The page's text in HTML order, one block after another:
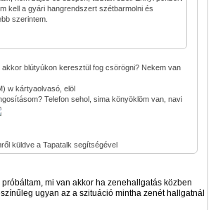
kell a gyári hangrendszert szétbarmolni és
szerintem.
akkor blútyúkon keresztül fog csörögni? Nekem van
w kártyaolvasó, elöl
Telefon sehol, sima könyöklöm van, navi
küldve a Tapatalk segítségével
próbáltam, mi van akkor ha zenehallgatás közben
ugyan az a szituáció mintha zenét hallgatnál